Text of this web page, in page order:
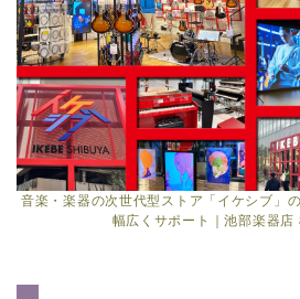
音楽・楽器の次世代型ストア「イケシブ」
幅広くサポート｜池部楽器店